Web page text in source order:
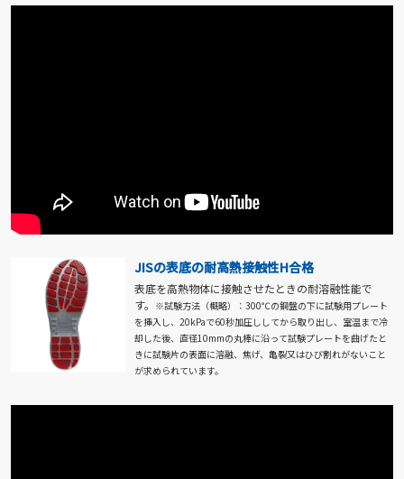
JISの表底の耐高熱接触性H合格
表底を高熱物体に接触させたときの耐溶融性能で
す。 ※試験方法（概略）：300℃の銅盤の下に試験用プレート
を挿入し、20kPaで60秒加圧ししてから取り出し、室温まで冷
却した後、直径10mmの丸棒に沿って試験プレートを曲げたと
きに試験片の表面に溶融、焦げ、亀裂又はひび割れがないこと
が求められています。